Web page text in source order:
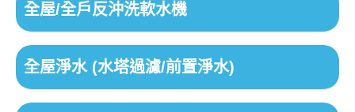
全屋/全戶反沖洗軟水機
全屋淨水 (水塔過濾/前置淨水)